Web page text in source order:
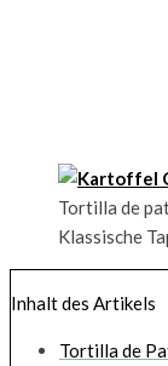
Tortilla de
Klassische
Inhalt des Artikels
Tortilla de